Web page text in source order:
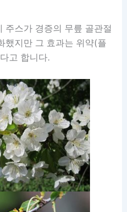
주스가 경증의 무릎 골관절
했지만 그 효과는 위약(플
고 합니다.